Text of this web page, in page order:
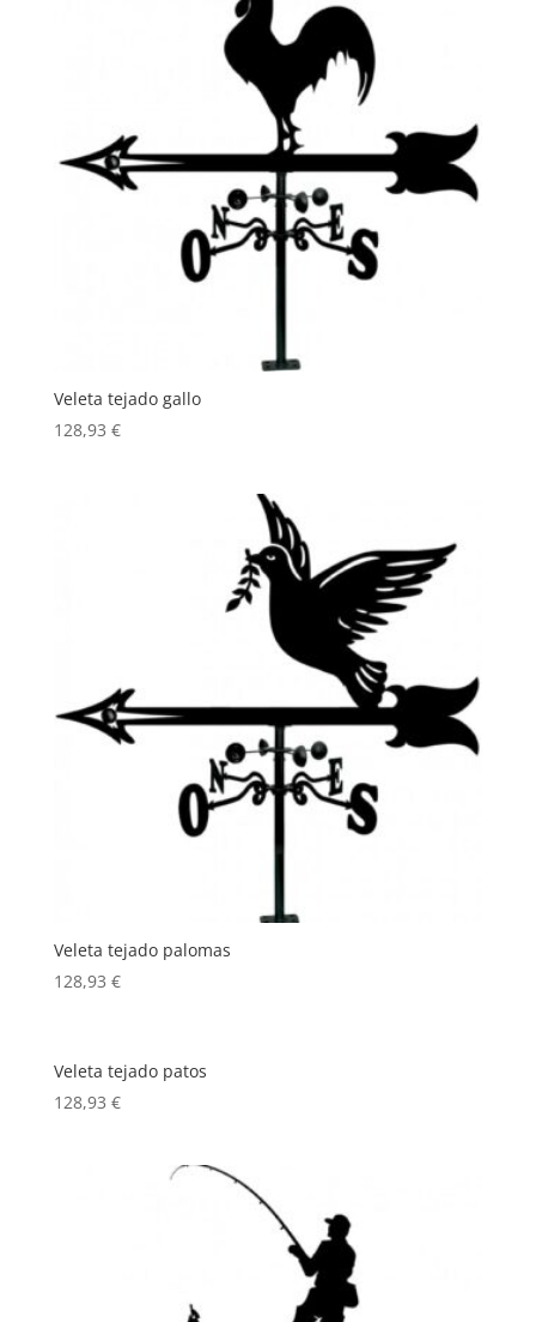
Veleta tejado gallo
128,93 €
Veleta tejado palomas
128,93 €
Veleta tejado patos
128,93 €